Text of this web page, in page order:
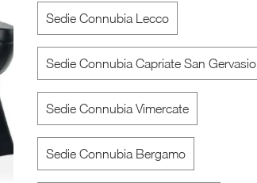
Sedie Connubia Lecco
Sedie Connubia Capriate San Gervasio
Sedie Connubia Vimercate
Sedie Connubia Bergamo